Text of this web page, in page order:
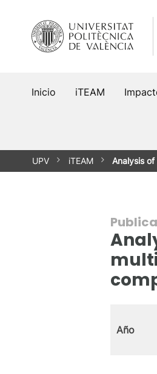
contenido
Inicio iTEAM
UPV iTEAM Analysis
Año